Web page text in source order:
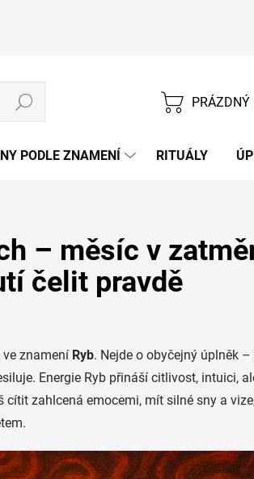
Hledat PRÁZDNÝ
PODLE ZNAMENÍ RITUÁLY
– měsíc v
čelit pravdě
ve znamení Ryb. Nejde o obyčejný úplněk
Energie Ryb přináší citlivost, intuici,
zahlcená emocemi, mít silné sny a